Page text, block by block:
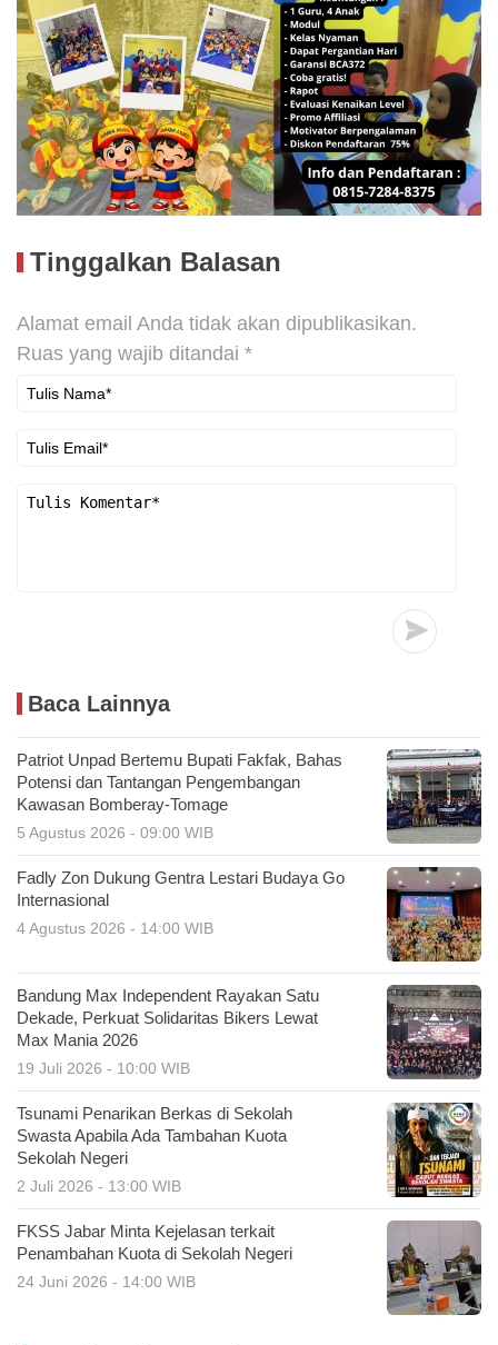
Tinggalkan Balasan
Alamat email Anda tidak akan dipublikasikan.
Ruas yang wajib ditandai *
Baca Lainnya
Patriot Unpad Bertemu Bupati Fakfak, Bahas
Potensi dan Tantangan Pengembangan
Kawasan Bomberay-Tomage
5 Agustus 2026 - 09:00 WIB
Fadly Zon Dukung Gentra Lestari Budaya Go
Internasional
4 Agustus 2026 - 14:00 WIB
Bandung Max Independent Rayakan Satu
Dekade, Perkuat Solidaritas Bikers Lewat
Max Mania 2026
19 Juli 2026 - 10:00 WIB
Tsunami Penarikan Berkas di Sekolah
Swasta Apabila Ada Tambahan Kuota
Sekolah Negeri
2 Juli 2026 - 13:00 WIB
FKSS Jabar Minta Kejelasan terkait
Penambahan Kuota di Sekolah Negeri
24 Juni 2026 - 14:00 WIB